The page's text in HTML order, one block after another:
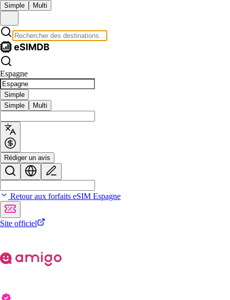
Simple Multi
Espagne
Simple
Simple
Multi
Rédiger un avis
Retour aux forfaits eSIM Espagne
Site officiel